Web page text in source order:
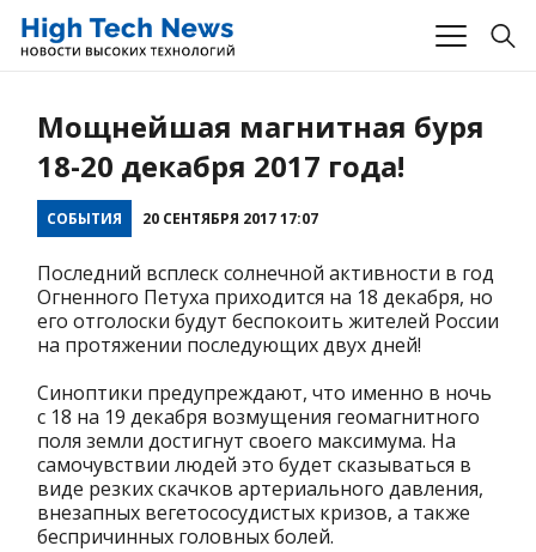
Мощнейшая магнитная буря
18-20 декабря 2017 года!
СОБЫТИЯ 20 СЕНТЯБРЯ 2017 17:07
Последний всплеск солнечной активности в год
Огненного Петуха приходится на 18 декабря, но
его отголоски будут беспокоить жителей России
на протяжении последующих двух дней!
Синоптики предупреждают, что именно в ночь
с 18 на 19 декабря возмущения геомагнитного
поля земли достигнут своего максимума. На
самочувствии людей это будет сказываться в
виде резких скачков артериального давления,
внезапных вегетососудистых кризов, а также
беспричинных головных болей.